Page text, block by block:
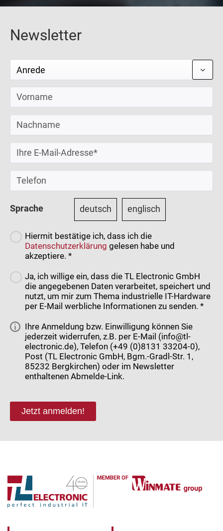
Newsletter
Sprache deutsch englisch
Hiermit bestätige ich, dass ich die
Datenschutzerklärung gelesen habe und
akzeptiere. *
Ja, ich willige ein, dass die TL Electronic GmbH
die angegebenen Daten verarbeitet, speichert und
nutzt, um mir zum Thema industrielle IT-Hardware
per E-Mail werbliche Informationen zu senden. *
Ihre Anmeldung bzw. Einwilligung können Sie
jederzeit widerrufen, z.B. per E-Mail (info@tl-
electronic.de), Telefon (+49 (0)8131 33204-0),
Post (TL Electronic GmbH, Bgm.-Gradl-Str. 1,
85232 Bergkirchen) oder im Newsletter
enthaltenen Abmelde-Link.
Jetzt anmelden!